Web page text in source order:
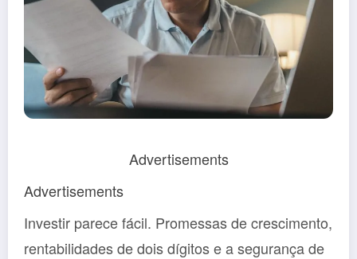
Advertisements
Advertisements
Investir parece fácil. Promessas de crescimento,
rentabilidades de dois dígitos e a segurança de